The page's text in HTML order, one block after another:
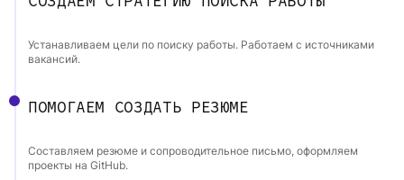
Устанавливаем цели по поиску работы. Работаем с источниками
вакансий.
ПОМОГАЕМ СОЗДАТЬ РЕЗЮМЕ
Составляем резюме и сопроводительное письмо, оформляем
проекты на GitHub.